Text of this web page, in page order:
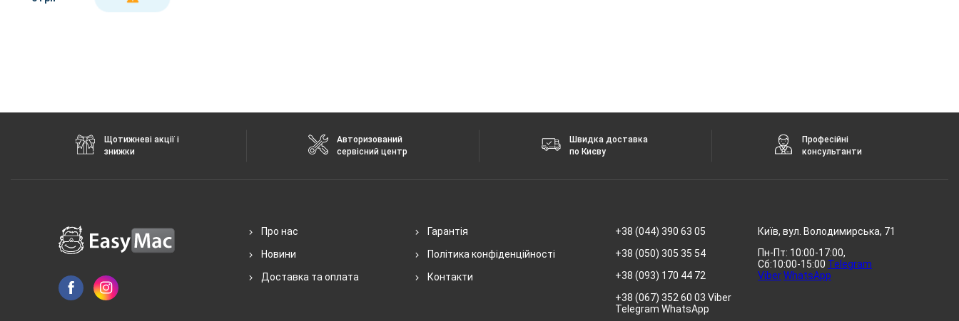
Щотижневі акції і
знижки
Авторизований
сервісний центр
Швидка доставка
по Києву
Професійні
консультанти
Про нас
Новини
Доставка та оплата
Гарантія
Політика конфіденційності
Контакти
+38 (044) 390 63 05
+38 (050) 305 35 54
+38 (093) 170 44 72
+38 (067) 352 60 03 Viber
Telegram WhatsApp
Київ, вул. Володимирська, 71
Пн-Пт: 10:00-17:00,
Сб:10:00-15:00 Telegram
ViberWhatsApp